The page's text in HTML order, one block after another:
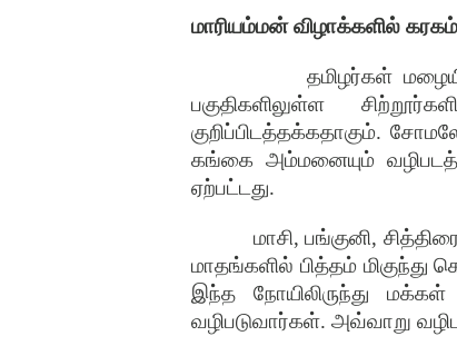
மாரியம்மன் விழாக்களில் கரகம்
தமிழர்கள்
பகுதிகளிலுள்ள
குறிப்பிடத்தக்கதாகும்.
கங்கை அம்மனையும்
ஏற்பட்டது.
மாசி,பங்குனி,
மாதங்களில் பித்தம் மிகுந்து
இந்த நோயிலிருந்து
வழிபடுவார்கள். அவ்வாறு